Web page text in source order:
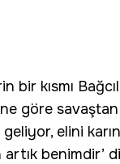
bir kısmı
göre savaştan
elini
artık benimdir’